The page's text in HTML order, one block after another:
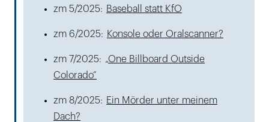
zm 5/2025: Baseball statt KfO
zm 6/2025: Konsole oder Oralscanner?
zm 7/2025: „One Billboard Outside
Colorado“
zm 8/2025: Ein Mörder unter meinem
Dach?